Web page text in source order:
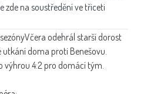
zde na soustředění ve třiceti
Včera odehrál starší dorost
utkání doma proti Benešovu.
výhrou 4:2 pro domácí tým.